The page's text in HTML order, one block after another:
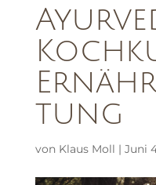
tung
von Klaus Moll | Juni